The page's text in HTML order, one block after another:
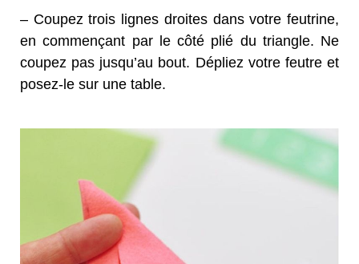
– Coupez trois lignes droites dans votre feutrine,
en commençant par le côté plié du triangle. Ne
coupez pas jusqu’au bout. Dépliez votre feutre et
posez-le sur une table.